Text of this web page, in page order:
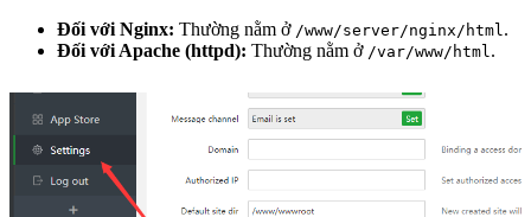
Đối với Nginx: Thường nằm ở /www/server/nginx/html .
Đối với Apache (httpd): Thường nằm ở /var/www/html .